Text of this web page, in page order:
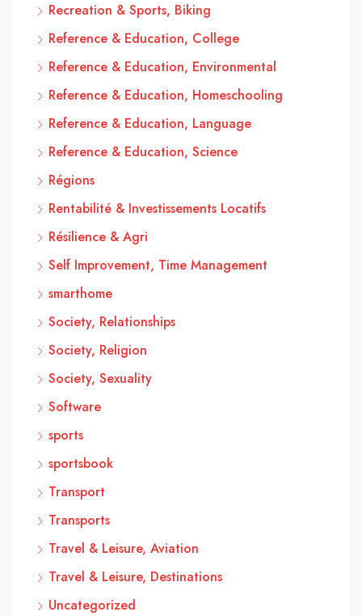
Recreation & Sports, Biking
Reference & Education, College
Reference & Education, Environmental
Reference & Education, Homeschooling
Reference & Education, Language
Reference & Education, Science
Régions
Rentabilité & Investissements Locatifs
Résilience & Agri
Self Improvement, Time Management
smarthome
Society, Relationships
Society, Religion
Society, Sexuality
Software
sports
sportsbook
Transport
Transports
Travel & Leisure, Aviation
Travel & Leisure, Destinations
Uncategorized